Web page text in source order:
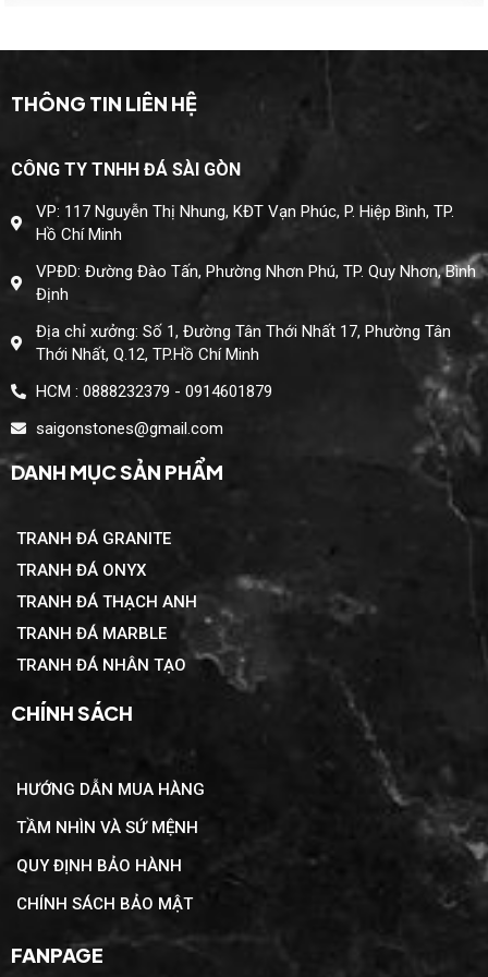
THÔNG TIN LIÊN HỆ
CÔNG TY TNHH ĐÁ SÀI GÒN
VP: 117 Nguyễn Thị Nhung, KĐT Vạn Phúc, P. Hiệp Bình, TP.
Hồ Chí Minh
VPĐD: Đường Đào Tấn, Phường Nhơn Phú, TP. Quy Nhơn, Bình
Định
Địa chỉ xưởng: Số 1, Đường Tân Thới Nhất 17, Phường Tân
Thới Nhất, Q.12, TP.Hồ Chí Minh
HCM : 0888232379 - 0914601879
saigonstones@gmail.com
DANH MỤC SẢN PHẨM
TRANH ĐÁ GRANITE
TRANH ĐÁ ONYX
TRANH ĐÁ THẠCH ANH
TRANH ĐÁ MARBLE
TRANH ĐÁ NHÂN TẠO
CHÍNH SÁCH
HƯỚNG DẪN MUA HÀNG
TẦM NHÌN VÀ SỨ MỆNH
QUY ĐỊNH BẢO HÀNH
CHÍNH SÁCH BẢO MẬT
FANPAGE